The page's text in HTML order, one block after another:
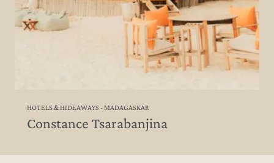
HOTELS & HIDEAWAYS - MADAGASKAR
Constance Tsarabanjina